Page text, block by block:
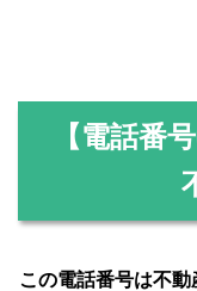
【電話番号
この電話番号は不